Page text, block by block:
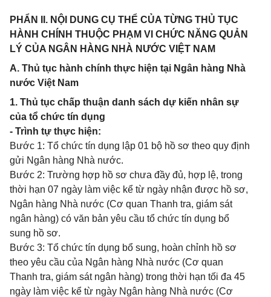
PHẨN II. NỘI DUNG CỤ THỂ CỦA TỪNG THỦ TỤC
HÀNH CHÍNH THUỘC PHẠM VI CHỨC NĂNG QUẢN
LÝ CỦA NGÂN HÀNG NHÀ NƯỚC VIỆT NAM
A. Thủ tục hành chính thực hiện tại Ngân hàng Nhà
nước Việt Nam
1. Thủ tục chấp thuận danh sách dự kiến nhân sự
của tổ chức tín dụng
- Trình tự thực hiện:
Bước 1: Tổ chức tín dụng lập 01 bộ hồ sơ theo quy định
gửi Ngân hàng Nhà nước.
Bước 2: Trường hợp hồ sơ chưa đầy đủ, hợp lệ, trong
thời hạn 07 ngày làm việc kể từ ngày nhận được hồ sơ,
Ngân hàng Nhà nước (Cơ quan Thanh tra, giám sát
ngân hàng) có văn bản yêu cầu tổ chức tín dụng bổ
sung hồ sơ.
Bước 3: Tổ chức tín dụng bổ sung, hoàn chỉnh hồ sơ
theo yêu cầu của Ngân hàng Nhà nước (Cơ quan
Thanh tra, giám sát ngân hàng) trong thời hạn tối đa 45
ngày làm việc kể từ ngày Ngân hàng Nhà nước (Cơ